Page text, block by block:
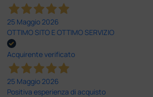
25 Maggio 2026
OTTIMO SITO E OTTIMO SERVIZIO
Acquirente verificato
25 Maggio 2026
Positiva esperienza di acquisto